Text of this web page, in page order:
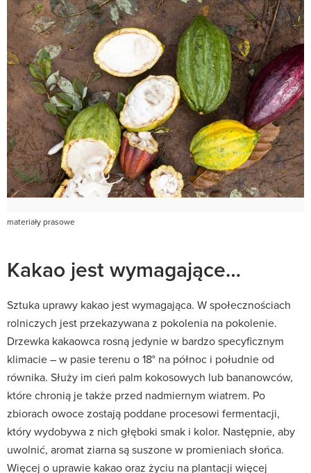
materiały prasowe
Kakao jest wymagające…
Sztuka uprawy kakao jest wymagająca. W społecznościach
rolniczych jest przekazywana z pokolenia na pokolenie.
Drzewka kakaowca rosną jedynie w bardzo specyficznym
klimacie – w pasie terenu o 18° na północ i południe od
równika. Służy im cień palm kokosowych lub bananowców,
które chronią je także przed nadmiernym wiatrem. Po
zbiorach owoce zostają poddane procesowi fermentacji,
który wydobywa z nich głęboki smak i kolor. Następnie, aby
uwolnić, aromat ziarna są suszone w promieniach słońca.
Więcej o uprawie kakao oraz życiu na plantacji więcej